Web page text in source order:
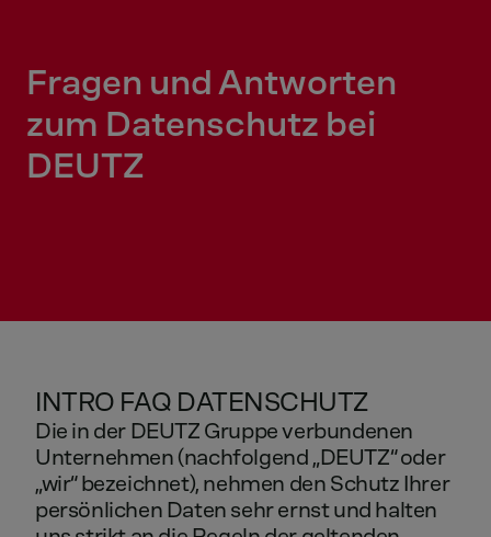
Fragen und Antworten
zum Datenschutz bei
DEUTZ
INTRO FAQ DATENSCHUTZ
Die in der DEUTZ Gruppeverbundenen
Unternehmen (nachfolgend „DEUTZ“oder
„wir“ bezeichnet), nehmen den Schutz Ihrer
persönlichen Daten sehrernstund halten